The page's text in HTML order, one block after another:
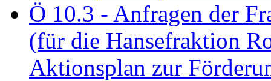
Ö 10.3 - Anfragen der
(für die Hansefraktion
Aktionsplan zur